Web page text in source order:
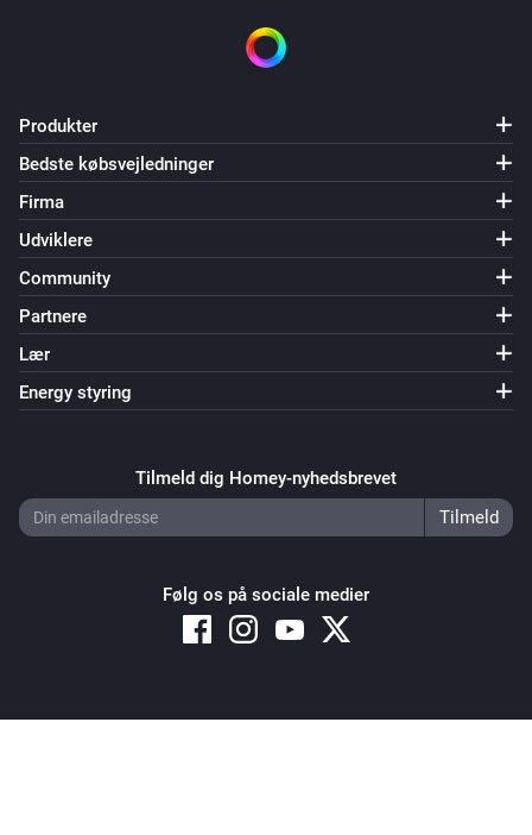
Produkter
Bedste købsvejledninger
Firma
Udviklere
Community
Partnere
Lær
Energy styring
Tilmeld dig Homey-nyhedsbrevet
Følg os på sociale medier